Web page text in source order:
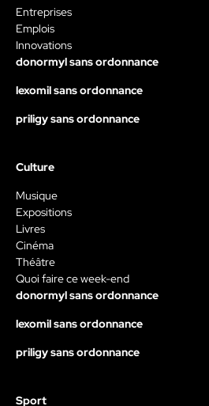
Entreprises
Emplois
Innovations
donormyl sans ordonnance
lexomil sans ordonnance
priligy sans ordonnance
Culture
Musique
Expositions
Livres
Cinéma
Théâtre
Quoi faire ce week-end
donormyl sans ordonnance
lexomil sans ordonnance
priligy sans ordonnance
Sport